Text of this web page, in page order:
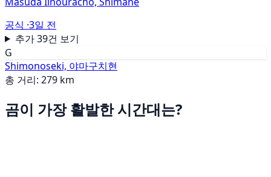
공식 ·3일 전
추가 39건 보기
G
Shimonoseki, 야마구치현
총 거리: 279 km
곰이 가장 활발한 시간대는?